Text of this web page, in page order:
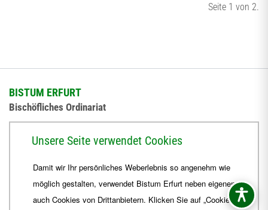
Seite 1 von 2.
BISTUM ERFURT
Bischöfliches Ordinariat
+49 361 6572-444
ordinariat Bistum-Erfurt.de
Unsere Seite verwendet Cookies
Damit wir Ihr persönliches Weberlebnis so angenehm wie
möglich gestalten, verwendet Bistum Erfurt neben eigenen
auch Cookies von Drittanbietern. Klicken Sie auf „Cookies